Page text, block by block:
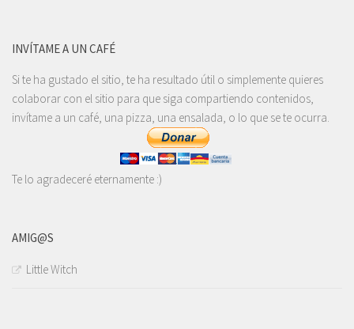
INVÍTAME A UN CAFÉ
Si te ha gustado el sitio, te ha resultado útil o simplemente quieres
colaborar con el sitio para que siga compartiendo contenidos,
invítame a un café, una pizza, una ensalada, o lo que se te ocurra.
Te lo agradeceré eternamente :)
AMIG@S
Little Witch